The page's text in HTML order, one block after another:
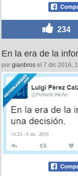
234
En la era de la
por gianbros el 7 dic 2016,